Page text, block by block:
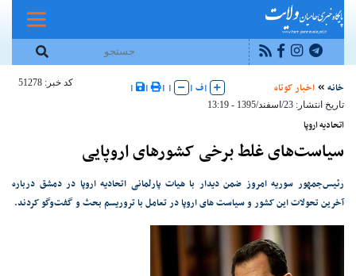
خانه اخبار کوتاه |ف |
|
|
|
|
کد خبر: 51278
تاریخ انتشار: 23/اسفند/1395 - 13:19
اتحادیه اروپا
سیاست‌های غلط برخی کشورهای اروپایی
رئیس‌جمهور سوریه امروز ضمن دیدار با هیات پارلمانی اتحادیه اروپا در دمشق درباره
آخرین تحولات این کشور و سیاست های اروپا در تعامل با تروریسم بحث و گفت‌و‌گو کردند.